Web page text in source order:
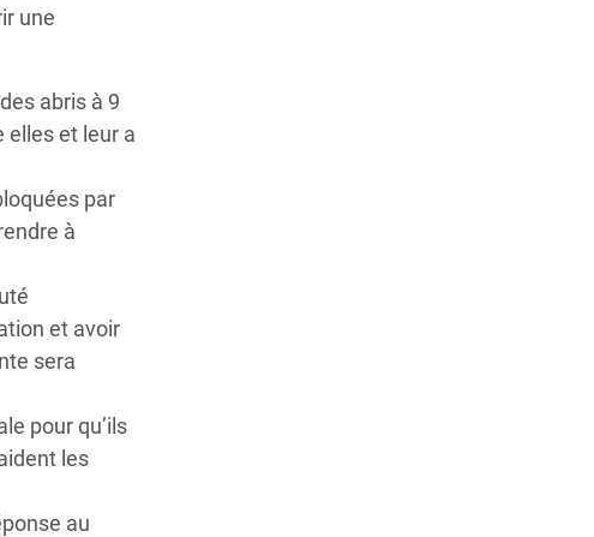
une
abris à 9
elles et leur a
par
à
et avoir
sera
pour qu’ils
les
au